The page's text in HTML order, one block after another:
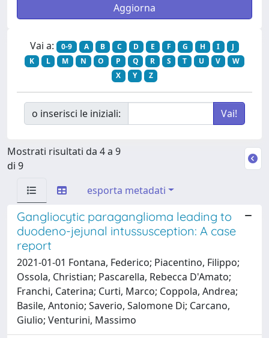
Vai a: 0-9 A B C D E F G H I
J
K
L M N O P Q R S T U V
W
X
Y Z
o inserisci le iniziali:
Mostrati risultati da 4 a 9
di 9
esporta metadati
Gangliocytic paraganglioma leading to
duodeno-jejunal intussusception: A case
report
2021-01-01 Fontana, Federico; Piacentino, Filippo;
Ossola, Christian; Pascarella, Rebecca D'Amato;
Franchi, Caterina; Curti, Marco; Coppola, Andrea;
Basile, Antonio; Saverio, Salomone Di; Carcano,
Giulio; Venturini, Massimo